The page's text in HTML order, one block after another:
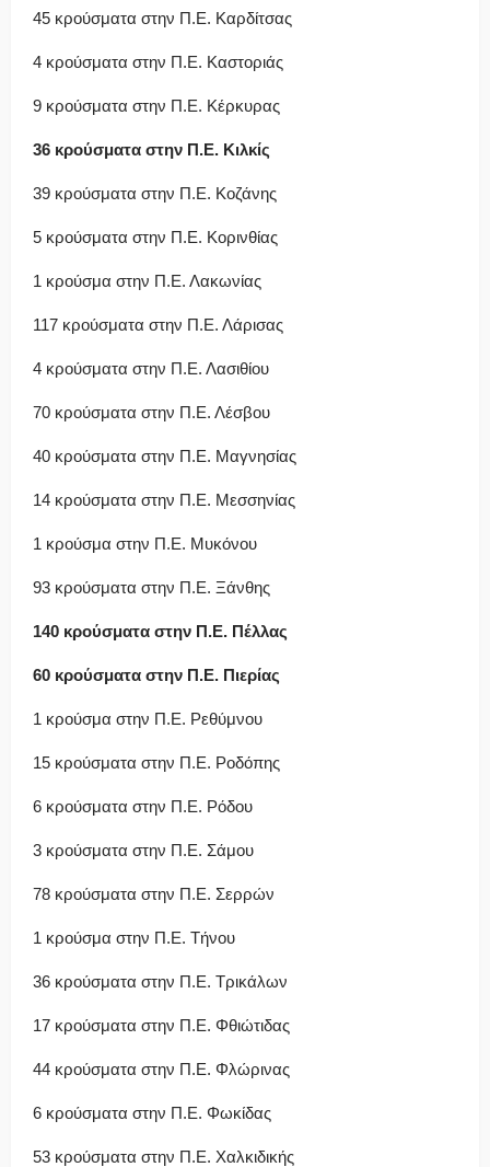
45 κρούσματα στην Π.Ε. Καρδίτσας
4 κρούσματα στην Π.Ε. Καστοριάς
9 κρούσματα στην Π.Ε. Κέρκυρας
36 κρούσματα στην Π.Ε. Κιλκίς
39 κρούσματα στην Π.Ε. Κοζάνης
5 κρούσματα στην Π.Ε. Κορινθίας
1 κρούσμα στην Π.Ε. Λακωνίας
117 κρούσματα στην Π.Ε. Λάρισας
4 κρούσματα στην Π.Ε. Λασιθίου
70 κρούσματα στην Π.Ε. Λέσβου
40 κρούσματα στην Π.Ε. Μαγνησίας
14 κρούσματα στην Π.Ε. Μεσσηνίας
1 κρούσμα στην Π.Ε. Μυκόνου
93 κρούσματα στην Π.Ε. Ξάνθης
140 κρούσματα στην Π.Ε. Πέλλας
60 κρούσματα στην Π.Ε. Πιερίας
1 κρούσμα στην Π.Ε. Ρεθύμνου
15 κρούσματα στην Π.Ε. Ροδόπης
6 κρούσματα στην Π.Ε. Ρόδου
3 κρούσματα στην Π.Ε. Σάμου
78 κρούσματα στην Π.Ε. Σερρών
1 κρούσμα στην Π.Ε. Τήνου
36 κρούσματα στην Π.Ε. Τρικάλων
17 κρούσματα στην Π.Ε. Φθιώτιδας
44 κρούσματα στην Π.Ε. Φλώρινας
6 κρούσματα στην Π.Ε. Φωκίδας
53 κρούσματα στην Π.Ε. Χαλκιδικής